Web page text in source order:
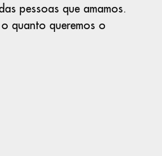
pessoas que amamos.
quanto queremos o